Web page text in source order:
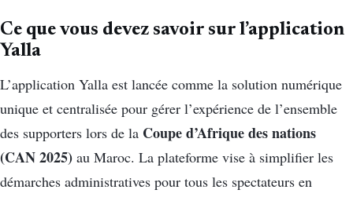
Ce que vous devez savoir sur l’application
Yalla
L’application Yalla est lancée comme la solution numérique
unique et centralisée pour gérer l’expérience de l’ensemble
des supporters lors de la Coupe d’Afrique des nations
(CAN 2025) au Maroc. La plateforme vise à simplifier les
démarches administratives pour tous les spectateurs en